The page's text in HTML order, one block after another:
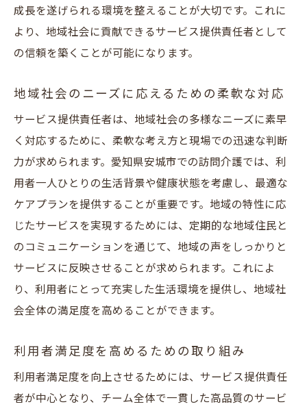
成長を遂げられる環境を整えることが大切です。これに
より、地域社会に貢献できるサービス提供責任者として
の信頼を築くことが可能になります。
地域社会のニーズに応えるための柔軟な対応
サービス提供責任者は、地域社会の多様なニーズに素早
く対応するために、柔軟な考え方と現場での迅速な判断
力が求められます。愛知県安城市での訪問介護では、利
用者一人ひとりの生活背景や健康状態を考慮し、最適な
ケアプランを提供することが重要です。地域の特性に応
じたサービスを実現するためには、定期的な地域住民と
のコミュニケーションを通じて、地域の声をしっかりと
サービスに反映させることが求められます。これによ
り、利用者にとって充実した生活環境を提供し、地域社
会全体の満足度を高めることができます。
利用者満足度を高めるための取り組み
利用者満足度を向上させるためには、サービス提供責任
者が中心となり、チーム全体で一貫した高品質のサービ